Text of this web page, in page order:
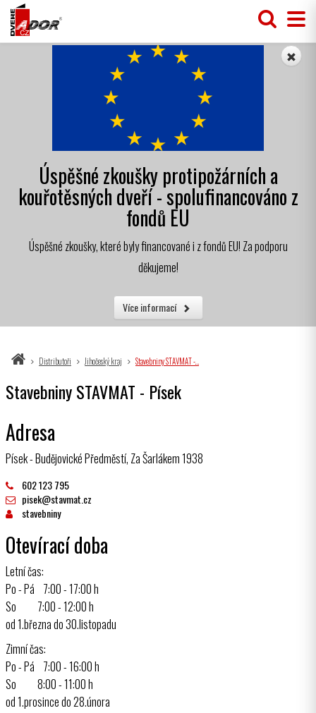
Úspěšné zkoušky protipožárních a
kouřotěsných dveří - spolufinancováno z
fondů EU
Úspěšné zkoušky, které byly financované i z fondů EU! Za podporu
děkujeme!
Více informací
Distributoři Jihočeský kraj Stavebniny STAVMAT -…
Stavebniny STAVMAT - Písek
Adresa
Písek - Budějovické Předměstí, Za Šarlákem 1938
602 123 795
pisek@stavmat.cz
stavebniny
Otevírací doba
Letní čas:
Po - Pá 7:00 - 17:00 h
So 7:00 - 12:00 h
od 1.března do 30.listopadu
Zimní čas:
Po - Pá 7:00 - 16:00 h
So 8:00 - 11:00 h
od 1.prosince do 28.února